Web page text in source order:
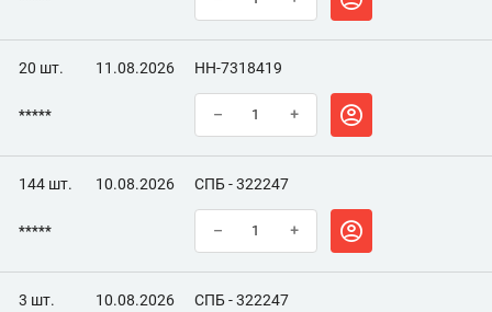
20 шт. 11.08.2026 НН-7318419
***** – +
144 шт. 10.08.2026 СПБ - 322247
***** – +
3 шт. 10.08.2026 СПБ - 322247